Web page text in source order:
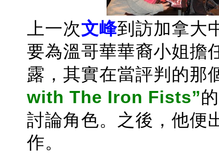
上一次文峰到訪加拿大
要為溫哥華華裔小姐擔
露，其實在當評判的那
with The Iron Fists”
討論角色。之後，他便
作。